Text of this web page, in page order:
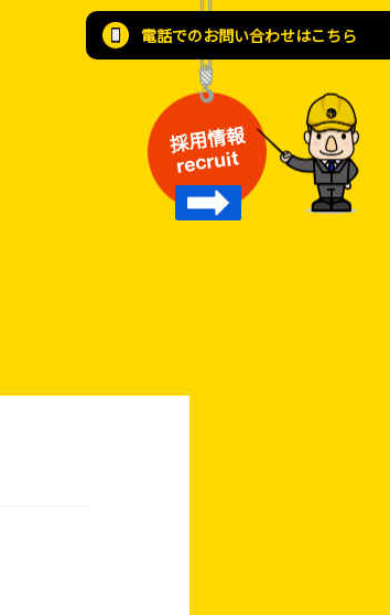
採用情報
recruit
電話でのお問い合わせはこちら